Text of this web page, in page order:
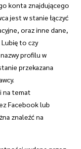
konta znajdującego
jest w stanie łączyć
oraz inne dane,
to czy
profilu w
przekazana
na temat
Facebook lub
znaleźć na